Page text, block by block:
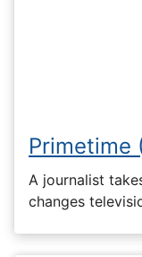
Primetime
A journalist
changes